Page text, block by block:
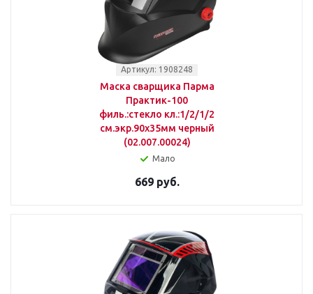
Артикул: 1908248
Маска сварщика Парма
Практик-100
филь.:стекло кл.:1/2/1/2
см.экр.90х35мм черный
(02.007.00024)
Мало
669 руб.